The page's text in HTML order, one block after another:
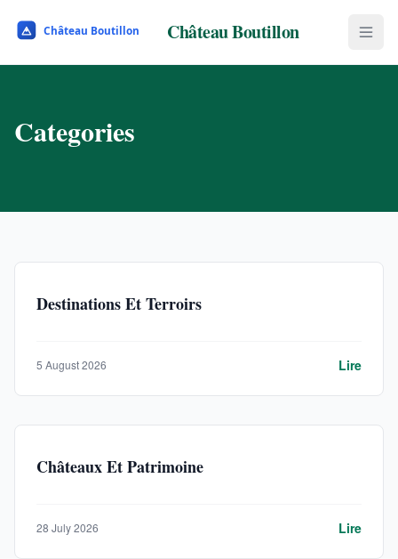
Château Boutillon
Categories
Destinations Et Terroirs
5 August 2026 Lire
Châteaux Et Patrimoine
28 July 2026 Lire